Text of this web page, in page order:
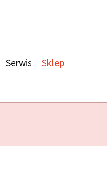
Serwis Sklep